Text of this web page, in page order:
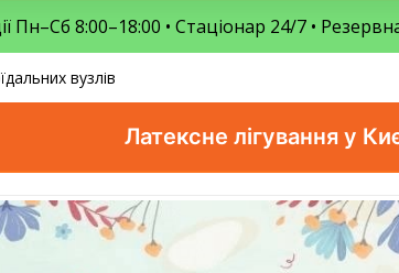
Пн–Сб 8:00–18:00 • Стаціонар 24/7 •
вузлів
Латексне лігування у